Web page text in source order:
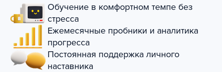
Обучение в комфортном темпе без
стресса
Ежемесячные пробники и аналитика
прогресса
Постоянная поддержка личного
наставника